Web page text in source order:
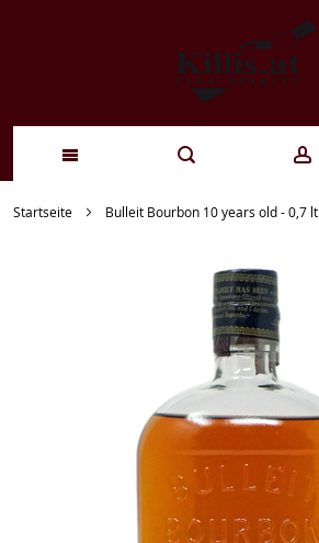
Zum
Startseite Bulleit Bourbon 10 years old - 0,7 lt